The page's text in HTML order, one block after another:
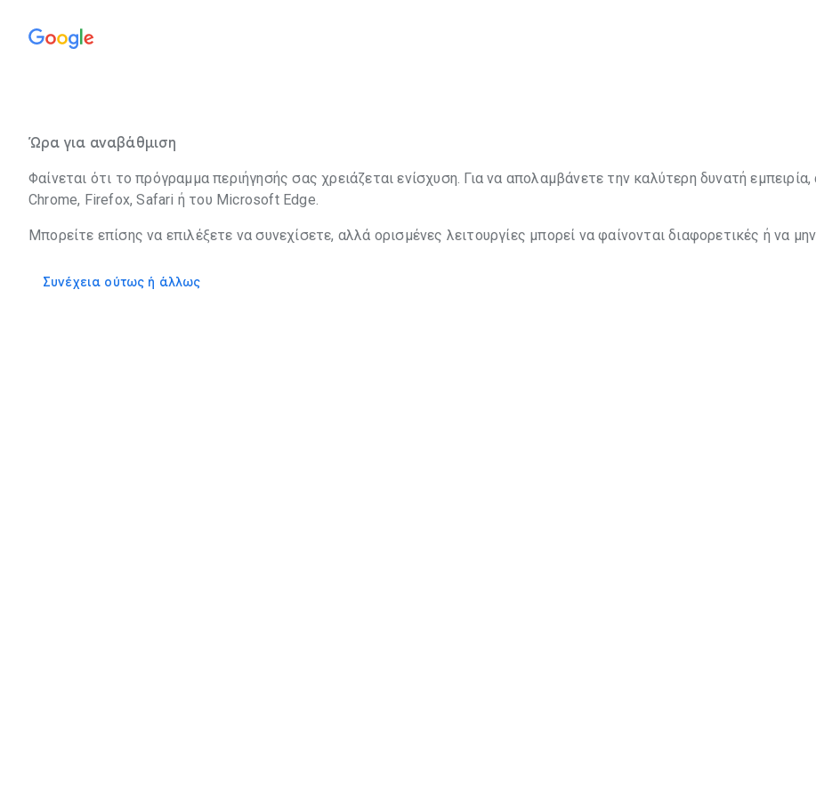
Ώρα για αναβάθμιση
Φαίνεται ότι το πρόγραμμα περιήγησής σας χρειάζεται ενίσχυση. Για να απολαμβάνετε την καλύτερη δυνατή
Chrome, Firefox, Safari ή του Microsoft Edge.
Μπορείτε επίσης να επιλέξετε να συνεχίσετε, αλλά ορισμένες λειτουργίες μπορεί να φαίνονται διαφορετικές ή να
Συνέχεια ούτως ή άλλως